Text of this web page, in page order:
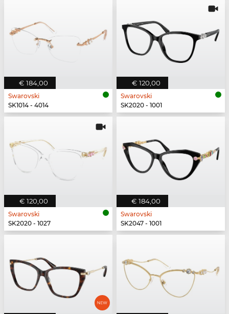
€ 184,00
Swarovski
SK1014 - 4014
€ 120,00
Swarovski
SK2020 - 1001
€ 120,00
Swarovski
SK2020 - 1027
€ 184,00
Swarovski
SK2047 - 1001